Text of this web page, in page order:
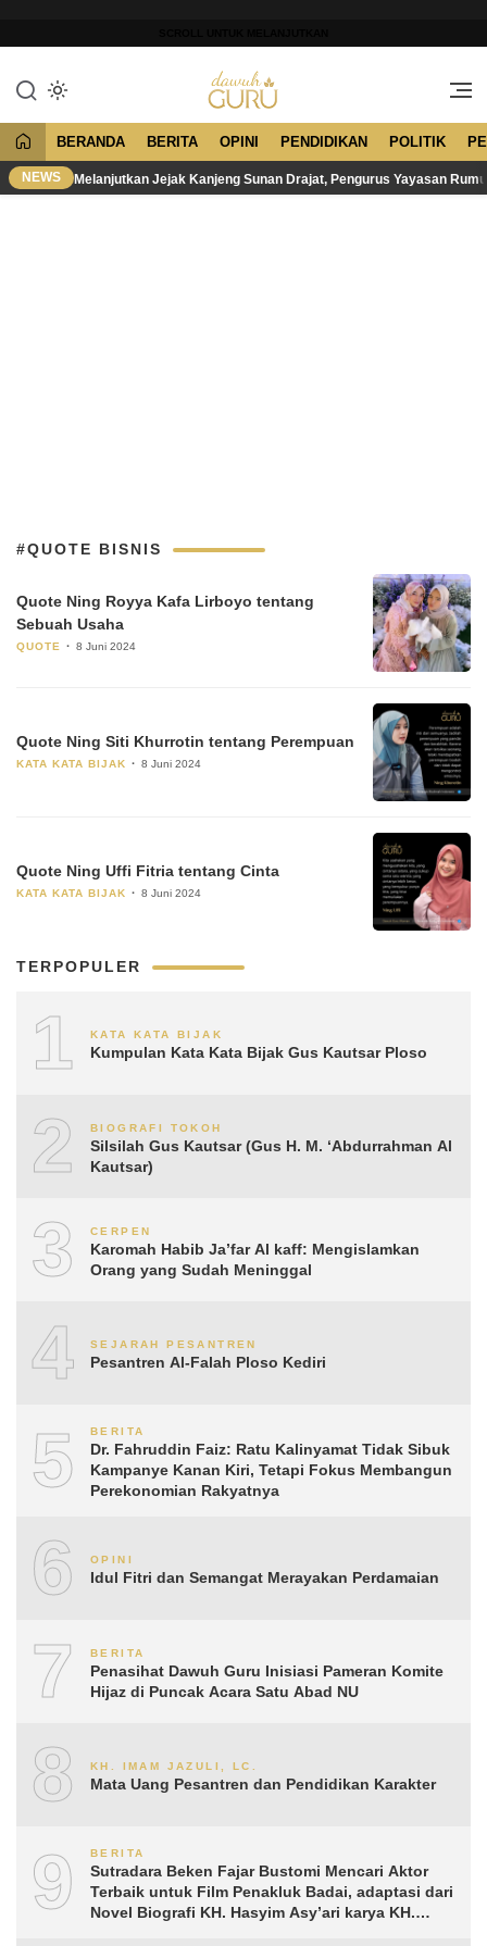
konten
Dawuh Guru
Merawat Tradisi, Membangun
BERANDA BERITA OPINI PENDIDIKAN POLITIK
NEWS Melanjutkan Jejak Kanjeng Sunan Drajat, Pengurus Yayasan
#QUOTE BISNIS
Quote Ning Royya Kafa Lirboyo tentang
Sebuah Usaha
QUOTE 8 Juni 2024
Quote Ning Siti Khurrotin tentang Perempuan
KATA KATA BIJAK 8 Juni 2024
Quote Ning Uffi Fitria tentang Cinta
KATA KATA BIJAK 8 Juni 2024
TERPOPULER
1 KATA KATA BIJAK
Kumpulan Kata Kata Bijak Gus Kautsar Ploso
2 BIOGRAFI TOKOH
Silsilah Gus Kautsar (Gus H. M. ‘Abdurrahman Al
Kautsar)
3 CERPEN
Karomah Habib Ja’far Al kaff: Mengislamkan
Orang yang Sudah Meninggal
4 SEJARAH PESANTREN
Pesantren Al-Falah Ploso Kediri
5 BERITA
Dr. Fahruddin Faiz: Ratu Kalinyamat Tidak Sibuk
Kampanye Kanan Kiri, Tetapi Fokus Membangun
Perekonomian Rakyatnya
6 OPINI
Idul Fitri dan Semangat Merayakan Perdamaian
7 BERITA
Penasihat Dawuh Guru Inisiasi Pameran Komite
Hijaz di Puncak Acara Satu Abad NU
8 KH. IMAM JAZULI, LC.
Mata Uang Pesantren dan Pendidikan Karakter
9 BERITA
Sutradara Beken Fajar Bustomi Mencari Aktor
Terbaik untuk Film Penakluk Badai, adaptasi dari
Novel Biografi KH. Hasyim Asy’ari karya KH.